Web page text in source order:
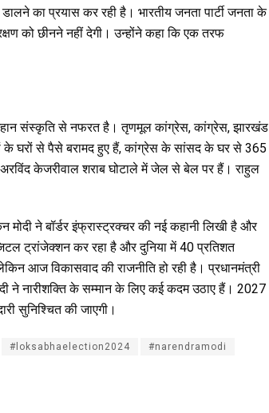
का प्रयास कर रही है। भारतीय जनता पार्टी जनता के
को छीनने नहीं देगी। उन्होंने कहा कि एक तरफ
संस्कृति से नफरत है। तृणमूल कांग्रेस, कांग्रेस, झारखंड
के घरों से पैसे बरामद हुए हैं, कांग्रेस के सांसद के घर से 365
केजरीवाल शराब घोटाले में जेल से बेल पर हैं। राहुल
ने बॉर्डर इंफ्रास्ट्रक्चर की नई कहानी लिखी है और
ट्रांजेक्शन कर रहा है और दुनिया में 40 प्रतिशत
आज विकासवाद की राजनीति हो रही है। प्रधानमंत्री
ने नारीशक्ति के सम्मान के लिए कई कदम उठाए हैं। 2027
सुनिश्चित की जाएगी।
#loksabhaelection2024 #narendramodi